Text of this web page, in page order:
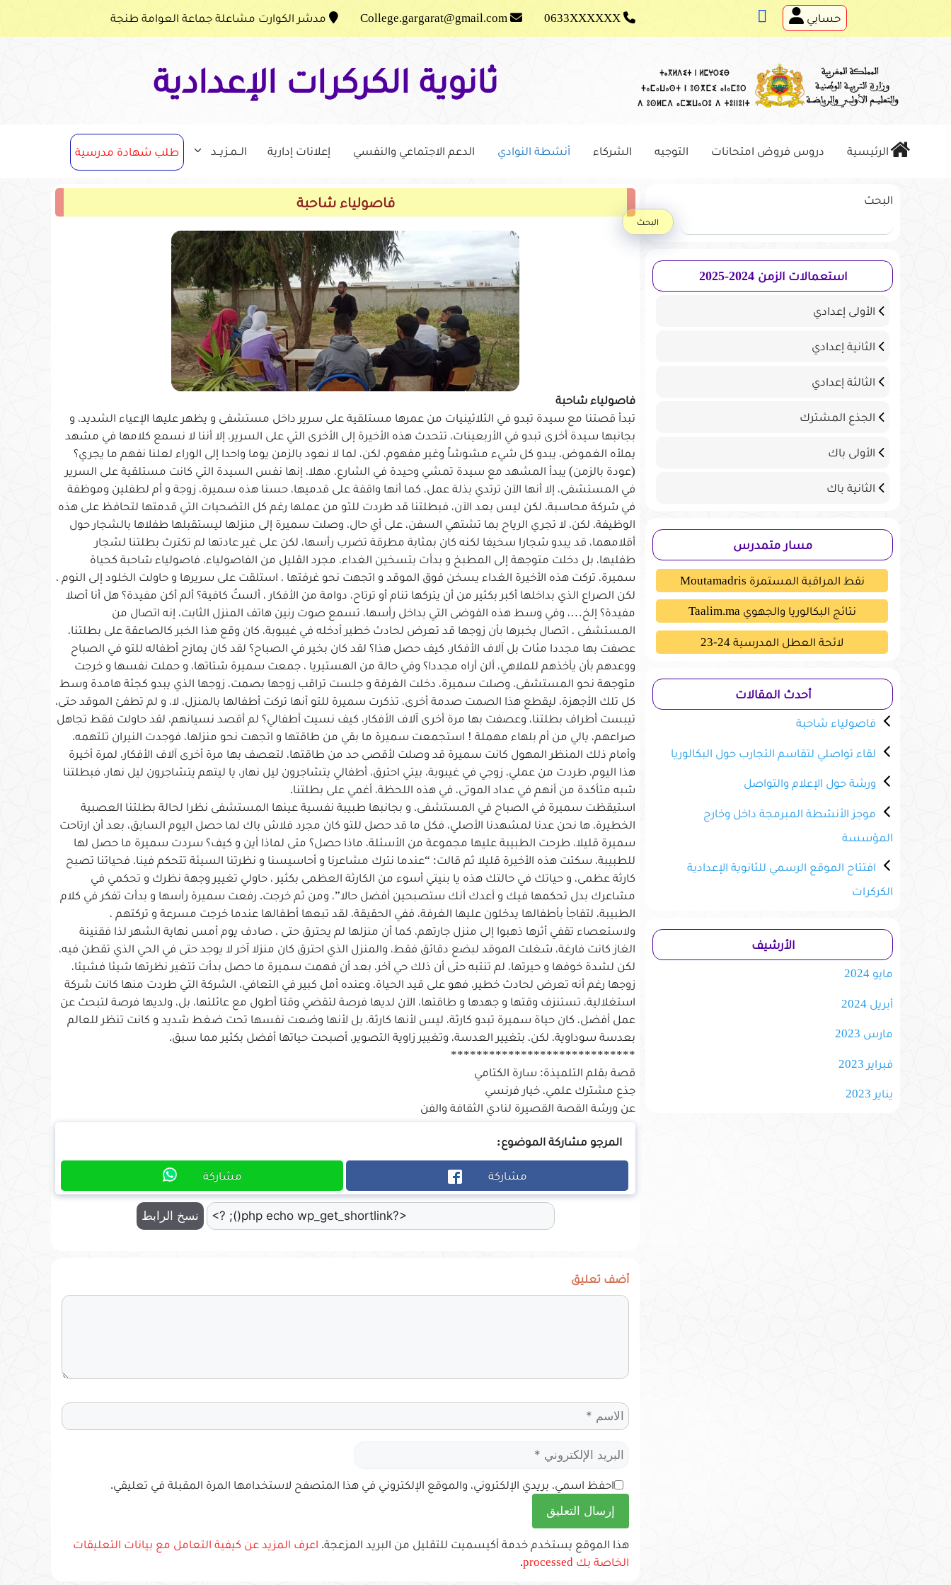
حسابي College.gargarat@gmail.com مدشر الكوارت مشاعلة جماعة العوامة طنجة
ثانوية الكركرات الإعدادية
الرئيسية دروس فروض امتحانات التوجيه الشركاء أنشطة النوادي الدعم الاجتماعي والنفسي إعلانات إدارية الــمـزيــد طلب شهادة مدرسية
فاصولياء شاحبة
فاصولياء شاحبة
تبدأ قصتنا مع سيدة تبدو في الثلاثينيات من عمرها مستلقية على سرير داخل مستشفى و يظهر عليها الإعياء الشديد، و
بجانبها سيدة أخرى تبدو في الأربعينات، تتحدث هذه الأخيرة إلى الأخرى التي على السرير، إلا أننا لا نسمع كلامها في مشهد
يملأه الغموض، يبدو كل شيء مشوشاً وغير مفهوم، لكن، لما لا نعود بالزمن يوما واحدا إلى الوراء لعلنا نفهم ما يجري؟
(عودة بالزمن) يبدأ المشهد مع سيدة تمشي وحيدة في الشارع، مهلا، إنها نفس السيدة التي كانت مستلقية على السرير
في المستشفى، إلا أنها الآن ترتدي بذلة عمل، كما أنها واقفة على قدميها، حسنا هذه سميرة، زوجة و أم لطفلين وموظفة
في شركة محاسبة، لكن ليس بعد الآن، فبطلتنا قد طردت للتو من عملها رغم كل التضحيات التي قدمتها لتحافظ على هذه
الوظيفة، لكن، لا تجري الرياح بما تشتهي السفن، على أي حال، وصلت سميرة إلى منزلها ليستقبلها طفلاها بالشجار حول
أقلامهما، قد يبدو شجارا سخيفا لكنه كان بمثابة مطرقة تضرب رأسها، لكن على غير عادتها لم تكترث بطلتنا لشجار
طفليها، بل دخلت متوجهة إلى المطبخ و بدأت بتسخين الغداء، مجرد القليل من الفاصولياء، فاصولياء شاحبة كحياة
سميرة، تركت هذه الأخيرة الغداء يسخن فوق الموقد و اتجهت نحو غرفتها ، استلقت على سريرها و حاولت الخلود إلى النوم ،
لكن الصراع الذي بداخلها أكبر بكثير من أن يتركها تنام أو ترتاح، دوامة من الأفكار ، ألستُ كافية؟ ألم أكن مفيدة؟ هل أنا أصلا
مفيدة؟ إلخ…، وفي وسط هذه الفوضى التي بداخل رأسها، تسمع صوت رنين هاتف المنزل الثابت، إنه اتصال من
المستشفى ، اتصال يخبرها بأن زوجها قد تعرض لحادث خطير أدخله في غيبوبة، كان وقع هذا الخبر كالصاعقة على بطلتنا،
عصفت بها مجددا مئات بل آلاف الأفكار، كيف حصل هذا؟ لقد كان بخير في الصباح؟ لقد كان يمازح أطفاله للتو في الصباح
ووعدهم بأن يأخذهم للملاهي، ألن أراه مجددا؟ وفي حالة من الهستيريا ، جمعت سميرة شتاتها، و حملت نفسها و خرجت
متوجهة نحو المستشفى، وصلت سميرة، دخلت الغرفة و جلست تراقب زوجها بصمت، زوجها الذي يبدو كجثة هامدة وسط
كل تلك الأجهزة، ليقطع هذا الصمت صدمة أخرى، تذكرت سميرة للتو أنها تركت أطفالها بالمنزل، لا، و لم تطفئ الموقد حتى،
تيبست أطراف بطلتنا، وعصفت بها مرة أخرى آلاف الأفكار، كيف نسيت أطفالي؟ لم أقصد نسيانهم، لقد حاولت فقط تجاهل
صراعهم، يالي من أم بلهاء مهملة ! استجمعت سميرة ما بقي من طاقتها و اتجهت نحو منزلها، فوجدت النيران تلتهمه،
وأمام ذلك المنظر المهول كانت سميرة قد وصلت لأقصى حد من طاقتها، لتعصف بها مرة أخرى آلاف الأفكار، لمرة أخيرة
هذا اليوم، طردت من عملي، زوجي في غيبوبة، بيتي احترق، أطفالي يتشاجرون ليل نهار، يا ليتهم يتشاجرون ليل نهار، فبطلتنا
شبه متأكدة من أنهم في عداد الموتى، في هذه اللحظة، أغمي على بطلتنا.
استيقظت سميرة في الصباح في المستشفى، و بجانبها طبيبة نفسية عينها المستشفى نظرا لحالة بطلتنا العصبية
الخطيرة، ها نحن عدنا لمشهدنا الأصلي، فكل ما قد حصل للتو كان مجرد فلاش باك لما حصل اليوم السابق، بعد أن ارتاحت
سميرة قليلا، طرحت الطبيبة عليها مجموعة من الأسئلة، ماذا حصل؟ متى لماذا أين و كيف؟ سردت سميرة ما حصل لها
للطبيبة، سكتت هذه الأخيرة قليلا ثم قالت: “عندما نترك مشاعرنا و أحاسيسنا و نظرتنا السيئة تتحكم فينا، فحياتنا تصبح
كارثة عظمى، و حياتك في حالتك هذه يا بنيتي أسوء من الكارثة العظمى بكثير ، حاولي تغيير وجهة نظرك و تحكمي في
مشاعرك بدل تحكمها فيك و أعدك أنك ستصبحين أفضل حالا”، ومن ثم خرجت. رفعت سميرة رأسها و بدأت تفكر في كلام
الطبيبة، لتفاجأ بأطفالها يدخلون عليها الغرفة، ففي الحقيقة، لقد تبعها أطفالها عندما خرجت مسرعة و تركتهم ،
ولاستعصاء تقفي أثرها ذهبوا إلى منزل جارتهم، كما أن منزلها لم يحترق حتى ، صادف يوم أمس نهاية الشهر لذا فقنينة
الغاز كانت فارغة، شغلت الموقد لبضع دقائق فقط، والمنزل الذي احترق كان منزلا آخر لا يوجد حتى في الحي الذي تقطن فيه،
لكن لشدة خوفها و حيرتها، لم تنتبه حتى أن ذلك حي آخر، بعد أن فهمت سميرة ما حصل بدأت تتغير نظرتها شيئا فشيئا،
زوجها رغم أنه تعرض لحادث خطير، فهو على قيد الحياة، وعنده أمل كبير في التعافي، الشركة التي طردت منها كانت شركة
استغلالية، تستنزف وقتها و جهدها و طاقتها، الآن لديها فرصة لتقضي وقتا أطول مع عائلتها، بل، ولديها فرصة لتبحث عن
عمل أفضل، كان حياة سميرة تبدو كارثة، ليس لأنها كارثة، بل لأنها وضعت نفسها تحت ضغط شديد و كانت تنظر للعالم
بعدسة سوداوية، لكن، بتغيير العدسة، وتغيير زاوية التصوير، أصبحت حياتها أفضل بكثير مما سبق.
*****************************
قصة بقلم التلميذة: سارة الكتامي
جذع مشترك علمي، خيار فرنسي
عن ورشة القصة القصيرة لنادي الثقافة والفن
:المرجو مشاركة الموضوع
مشاركة مشاركة
نسخ الرابط
أضف تعليق
تعليق
الاسم
البريد
احفظ اسمي، بريدي الإلكتروني، والموقع الإلكتروني في هذا المتصفح لاستخدامها المرة المقبلة في تعليقي.
هذا الموقع يستخدم خدمة أكيسميت للتقليل من البريد المزعجة. اعرف المزيد عن كيفية التعامل مع بيانات التعليقات
الخاصة بك processed
.
البحث
البحث
استعمالات الزمن 2024-2025
الأولى إعدادي
الثانية إعدادي
الثالثة إعدادي
الجذع المشترك
الأولى باك
الثانية باك
مسار متمدرس
نقط المراقبة المستمرة Moutamadris
نتائج البكالوريا والجهوي Taalim.ma
لائحة العطل المدرسية 24-23
أحدث المقالات
فاصولياء شاحبة
لقاء تواصلي لتقاسم التجارب حول البكالوريا
ورشة حول الإعلام والتواصل
موجز الأنشطة المبرمجة داخل وخارج
المؤسسة
افتتاح الموقع الرسمي للثانوية الإعدادية
الكركرات
الأرشيف
مايو 2024
أبريل 2024
مارس 2023
فبراير 2023
يناير 2023